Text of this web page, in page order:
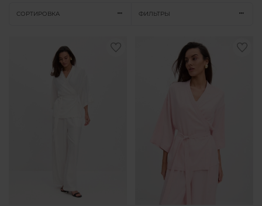
СОРТИРОВКА ФИЛЬТРЫ